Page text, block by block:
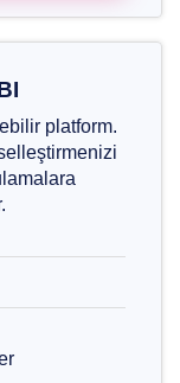
platform.